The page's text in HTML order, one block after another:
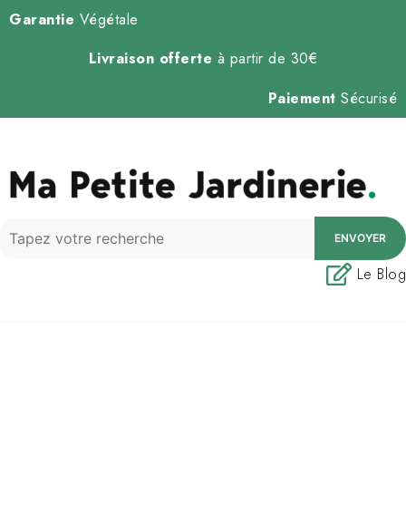
Garantie Végétale
Livraison offerte à partir de 30€
Paiement Sécurisé
ENVOYER
Le Blog